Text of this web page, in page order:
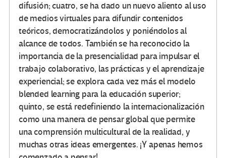
difusión; cuatro, se ha dado un nuevo aliento al uso
de medios virtuales para difundir contenidos
teóricos, democratizándolos y poniéndolos al
alcance de todos. También se ha reconocido la
importancia de la presencialidad para impulsar el
trabajo colaborativo, las prácticas y el aprendizaje
experiencial; se explora cada vez más el modelo
blended learning para la educación superior;
quinto, se está redefiniendo la internacionalización
como una manera de pensar global que permite
una comprensión multicultural de la realidad, y
muchas otras ideas emergentes. ¡Y apenas hemos